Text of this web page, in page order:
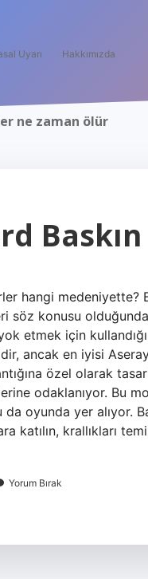
Uyarı Hakkımızda
ne zaman ölür
hangi medeniyette?
söz konusu olduğunda
etmek için
ancak en iyisi Aseray
özel olarak
odaklanıyor. Bu
da oyunda yer alıyor.
katılın, krallıkları
Yorum Bırak